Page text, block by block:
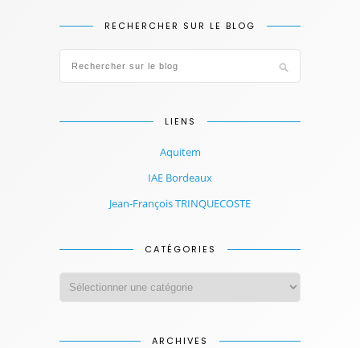
RECHERCHER SUR LE BLOG
LIENS
Aquitem
IAE Bordeaux
Jean-François TRINQUECOSTE
CATÉGORIES
ARCHIVES